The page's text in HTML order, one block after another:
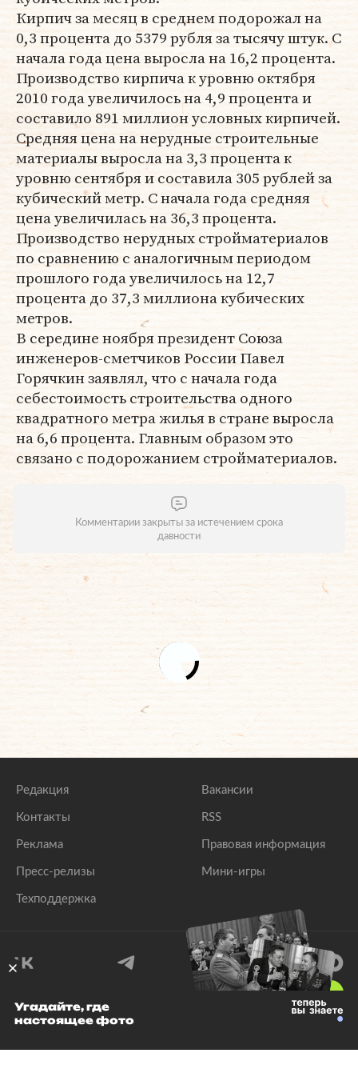
Кирпич за месяц в среднем подорожал на
0,3 процента до 5379 рубля за тысячу штук. С
начала года цена выросла на 16,2 процента.
Производство кирпича к уровню октября
2010 года увеличилось на 4,9 процента и
составило 891 миллион условных кирпичей.
Средняя цена на нерудные строительные
материалы выросла на 3,3 процента к
уровню сентября и составила 305 рублей за
кубический метр. С начала года средняя
цена увеличилась на 36,3 процента.
Производство нерудных стройматериалов
по сравнению с аналогичным периодом
прошлого года увеличилось на 12,7
процента до 37,3 миллиона кубических
метров.
В середине ноября президент Союза
инженеров-сметчиков России Павел
Горячкин заявлял, что с начала года
себестоимость строительства одного
квадратного метра жилья в стране выросла
на 6,6 процента. Главным образом это
связано с подорожанием стройматериалов.
Комментарии закрыты за истечением срока
давности
Редакция
Контакты
Реклама
Пресс-релизы
Техподдержка
Вакансии
RSS
Правовая информация
Мини-игры
© 1999–2026 Все права защищены.
Угадайте, где
настоящее фото